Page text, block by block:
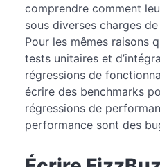
comprendre comment
sous diverses charges
Pour les mêmes raisons
tests unitaires et
régressions de
écrire des benchmarks
régressions de
performance sont des